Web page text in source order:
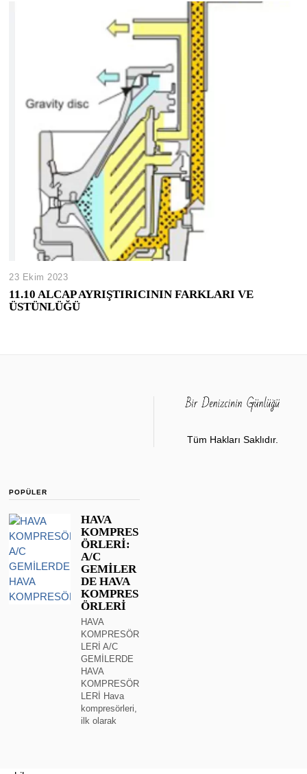
23 Ekim 2023
11.10 ALCAP AYRIŞTIRICININ FARKLARI VE
ÜSTÜNLÜĞÜ
Tüm Hakları Saklıdır.
POPÜLER
HAVA
KOMPRES
ÖRLERİ:
A/C
GEMİLER
DE HAVA
KOMPRES
ÖRLERİ
HAVA
KOMPRESÖR
LERİ A/C
GEMİLERDE
HAVA
KOMPRESÖR
LERİ Hava
kompresörleri,
ilk olarak